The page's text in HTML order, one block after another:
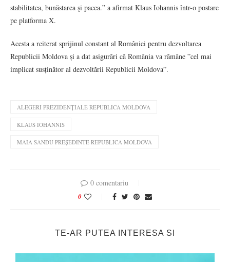
stabilitatea, bunăstarea şi pacea.” a afirmat Klaus Iohannis într-o postare
pe platforma X.
Acesta a reiterat sprijinul constant al României pentru dezvoltarea
Republicii Moldova și a dat asigurări că România va rămâne ”cel mai
implicat susținător al dezvoltării Republicii Moldova”.
ALEGERI PREZIDENȚIALE REPUBLICA MOLDOVA
KLAUS IOHANNIS
MAIA SANDU PREȘEDINTE REPUBLICA MOLDOVA
0 comentariu
0
TE-AR PUTEA INTERESA SI